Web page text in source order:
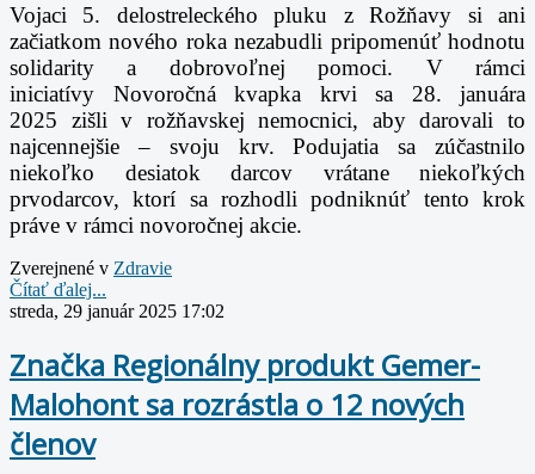
Vojaci 5. delostreleckého pluku z Rožňavy si ani
začiatkom nového roka nezabudli pripomenúť hodnotu
solidarity a dobrovoľnej pomoci. V rámci
iniciatívy Novoročná kvapka krvi sa 28. januára
2025 zišli v rožňavskej nemocnici, aby darovali to
najcennejšie – svoju krv. Podujatia sa zúčastnilo
niekoľko desiatok darcov vrátane niekoľkých
prvodarcov, ktorí sa rozhodli podniknúť tento krok
práve v rámci novoročnej akcie.
Zverejnené v Zdravie
Čítať ďalej...
streda, 29 január 2025 17:02
Značka Regionálny produkt Gemer-
Malohont sa rozrástla o 12 nových
členov